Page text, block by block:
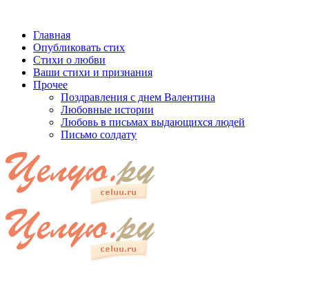
Главная
Опубликовать стих
Стихи о любви
Ваши стихи и признания
Прочее
Поздравления с днем Валентина
Любовные истории
Любовь в письмах выдающихся людей
Письмо солдату